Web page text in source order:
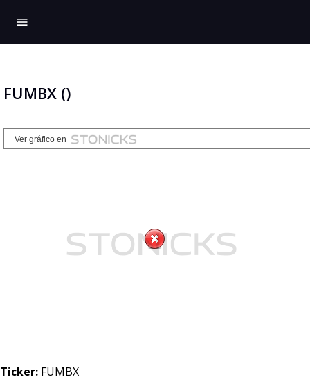
menu
FUMBX ()
Ticker: FUMBX